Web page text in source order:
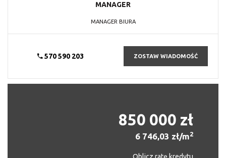
MANAGER
MANAGER BIURA
570 590 203 ZOSTAW WIADOMOŚĆ
850 000 zł
6 746,03 zł/m2